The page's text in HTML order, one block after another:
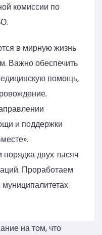
комиссии по
в мирную жизнь
Важно обеспечить
помощь,
и поддержки
двух тысяч
Проработаем
на том, что